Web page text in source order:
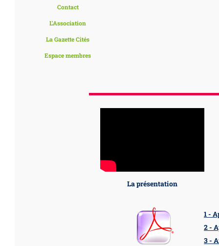
Contact
L'Association
La Gazette Cités
Espace membres
La présentation
1 -
2 -
3 -